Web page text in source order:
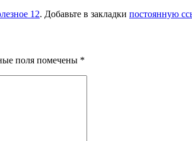
12. Добавьте в закладки постоянную
поля помечены *